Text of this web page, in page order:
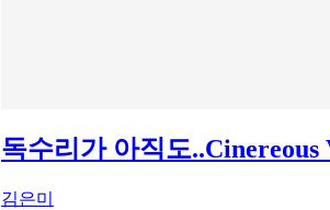
독수리가 아직도..Cinereous
김은미